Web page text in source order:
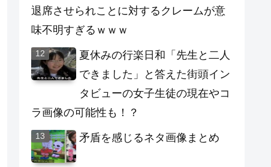
退席させられことに対するクレームが意
味不明すぎるｗｗｗ
夏休みの行楽日和「先生と二人
できました」と答えた街頭イン
タビューの女子生徒の現在やコ
ラ画像の可能性も！？
矛盾を感じるネタ画像まとめ